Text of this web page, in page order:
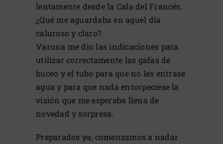
lentamente desde la Cala del Francés.
¿Qué me aguardaba en aquel día
caluroso y claro?.
Varuna me dio las indicaciones para
utilizar correctamente las gafas de
buceo y el tubo para que no les entrase
agua y para que nada entorpeciese la
visión que me esperaba llena de
novedad y sorpresa.
Preparados ya, comenzamos a nadar